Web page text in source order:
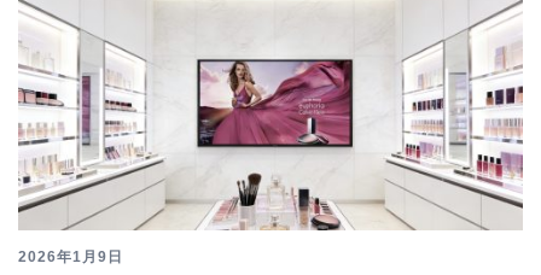
2026年1月9日